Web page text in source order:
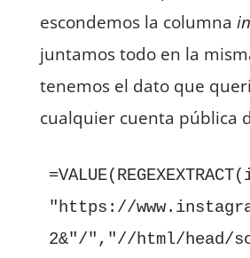
escondemos la columna
juntamos todo en la
tenemos el dato que
cualquier cuenta pública
"https://
2&"/","//html/head/